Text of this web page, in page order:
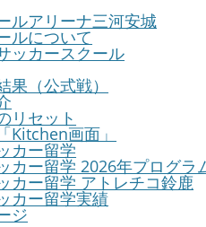
ルアリーナ三河安城
ルについて
ッカースクール
果（公式戦）
リセット
Kitchen画面」
カー留学
カー留学 2026年プログラ
カー留学 アトレチコ鈴鹿
カー留学実績
ジ